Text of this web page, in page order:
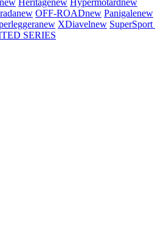
new Heritagenew Hypermotardnew
new OFF-ROADnew Panigalenew
new XDiavelnew SuperSport
SERIES